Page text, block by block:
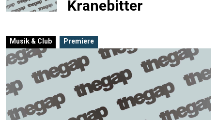
Kranebitter
Musik & Club Premiere